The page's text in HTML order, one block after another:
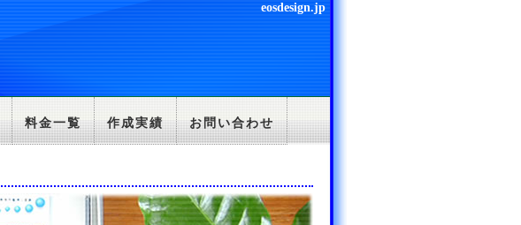
eosdesign.jp
料金一覧 作成実績 お問い合わせ